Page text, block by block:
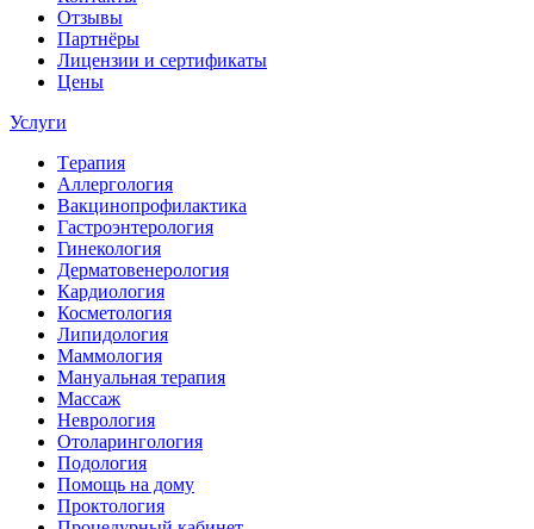
Отзывы
Партнёры
Лицензии и сертификаты
Цены
Услуги
Tерапия
Аллергология
Вакцинопрофилактика
Гастроэнтерология
Гинекология
Дерматовенерология
Кардиология
Косметология
Липидология
Маммология
Мануальная терапия
Массаж
Неврология
Отоларингология
Подология
Помощь на дому
Проктология